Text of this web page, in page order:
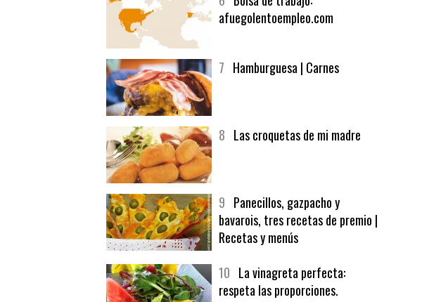
afuegolentoempleo.com
bavarois, tres recetas de premio |
Recetas y menús